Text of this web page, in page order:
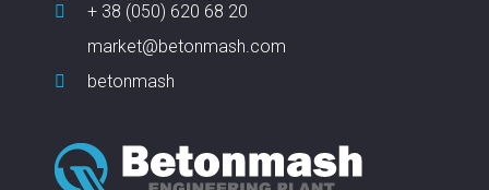
+ 38 (050) 620 68 20
market@betonmash.com
betonmash